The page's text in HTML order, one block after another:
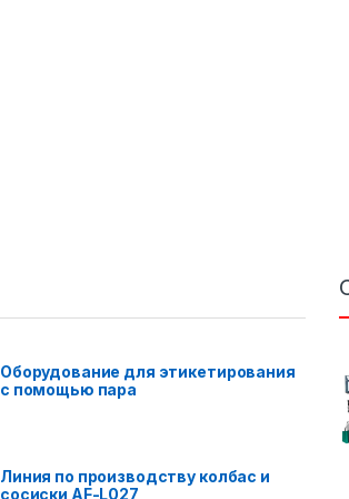
Оборудование для этикетирования
с помощью пара
Линия по производству колбас и
сосиски AF-L027